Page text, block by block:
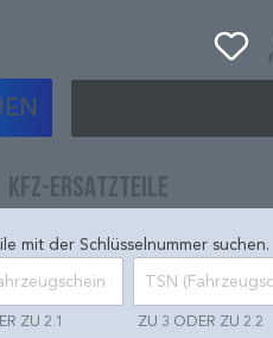
KFZ-ERSATZTEILE
mit der Schlüsselnummer suchen.
ZU 2.1 ZU 3 ODER ZU 2.2